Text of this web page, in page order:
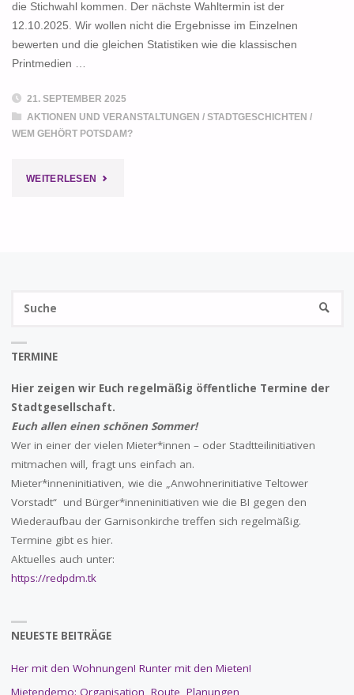
die Stichwahl kommen. Der nächste Wahltermin ist der
12.10.2025. Wir wollen nicht die Ergebnisse im Einzelnen
bewerten und die gleichen Statistiken wie die klassischen
Printmedien …
21. SEPTEMBER 2025
AKTIONEN UND VERANSTALTUNGEN / STADTGESCHICHTEN /
WEM GEHÖRT POTSDAM?
WEITERLESEN "WER
SUCHE
TERMINE
Hier zeigen wir Euch regelmäßig öffentliche Termine der
Stadtgesellschaft.
Euch allen einen schönen Sommer!
Wer in einer der vielen Mieter*innen – oder Stadtteilinitiativen
mitmachen will, fragt uns einfach an.
Mieter*inneninitiativen, wie die „Anwohnerinitiative Teltower
Vorstadt“ und Bürger*inneninitiativen wie die BI gegen den
Wiederaufbau der Garnisonkirche treffen sich regelmäßig.
Termine gibt es hier.
Aktuelles auch unter:
https://redpdm.tk
NEUESTE BEITRÄGE
Her mit den Wohnungen! Runter mit den Mieten!